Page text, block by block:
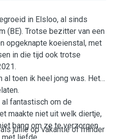
in Elsloo, al sinds
(BE). Trotse bezitter van een
opgeknapte koeienstal, met
in die tijd ook trotse
toen ik heel jong was. Het
fantastisch om de
maakte niet uit welk diertje,
bang om ze te verzorgen
jullie op vakantie of minder